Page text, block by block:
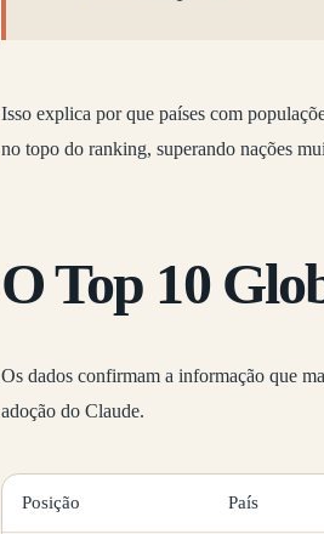
Isso explica por que países com
no topo do ranking, superando nações
O Top 10
Os dados confirmam a informação que
adoção do Claude.
Posição País